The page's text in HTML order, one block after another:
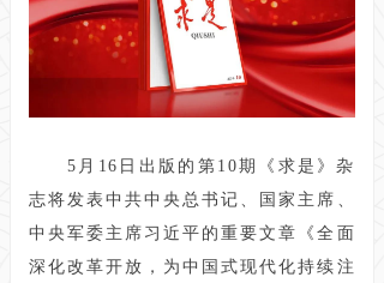
5月16日出版的第10期《求是》杂
志将发表中共中央总书记、国家主席、
中央军委主席习近平的重要文章《全面
深化改革开放，为中国式现代化持续注